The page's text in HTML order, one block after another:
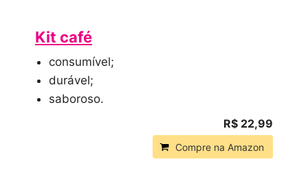
Kit café
consumível;
durável;
saboroso.
R$ 22,99
Compre na Amazon